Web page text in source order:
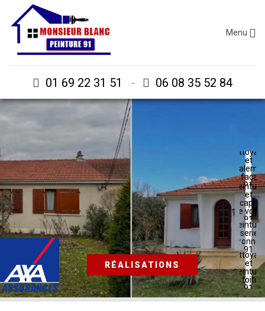
Menu
01 69 22 31 51 - 06 08 35 52 84
et
de
91
Peinture
et
de volet
91
Peinture
boiserie
91
et
peinture
de
91
RÉALISATIONS